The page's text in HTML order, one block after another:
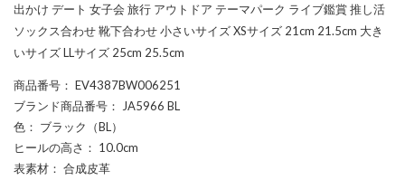
出かけ デート 女子会 旅行 アウトドア テーマパーク ライブ鑑賞 推し活
ソックス合わせ 靴下合わせ 小さいサイズ XSサイズ 21cm 21.5cm 大き
いサイズ LLサイズ 25cm 25.5cm
商品番号 ： EV4387BW006251
ブランド商品番号 ： JA5966 BL
色 ： ブラック（BL）
ヒールの高さ ： 10.0cm
表素材 ： 合成皮革